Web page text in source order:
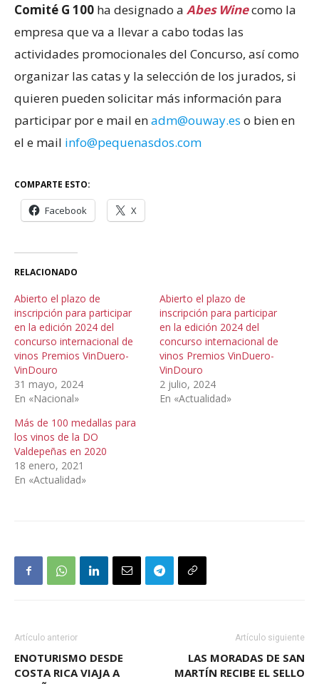
Comité G 100 ha designado a Abes Winecomo la
empresa que va a llevar a cabo todas las
actividades promocionales del Concurso, así como
organizar las catas y la selección de los jurados, si
quieren pueden solicitar más información para
participar por e mail enadm@ouway.es o bien en
el e mail info@pequenasdos.com
COMPARTE ESTO:
Facebook X
RELACIONADO
Abierto el plazo de
inscripción para participar
en la edición 2024 del
concurso internacional de
vinos Premios VinDuero-
VinDouro
31 mayo, 2024
En «Nacional»
Abierto el plazo de
inscripción para participar
en la edición 2024 del
concurso internacional de
vinos Premios VinDuero-
VinDouro
2 julio, 2024
En «Actualidad»
Más de 100 medallas para
los vinos de la DO
Valdepeñas en 2020
18 enero, 2021
En «Actualidad»
Artículo anterior
ENOTURISMO DESDE
COSTA RICA VIAJA A
Artículo siguiente
LAS MORADAS DE SAN
MARTÍN RECIBE EL SELLO